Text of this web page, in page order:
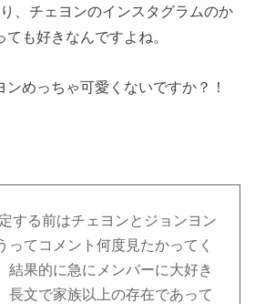
、チェヨンのインスタグラムのか
も好きなんですよね。
めっちゃ可愛くないですか？！
する前はチェヨンとジョンヨン
ってコメント何度見たかってく
結果的に急にメンバーに大好き
長文で家族以上の存在であって